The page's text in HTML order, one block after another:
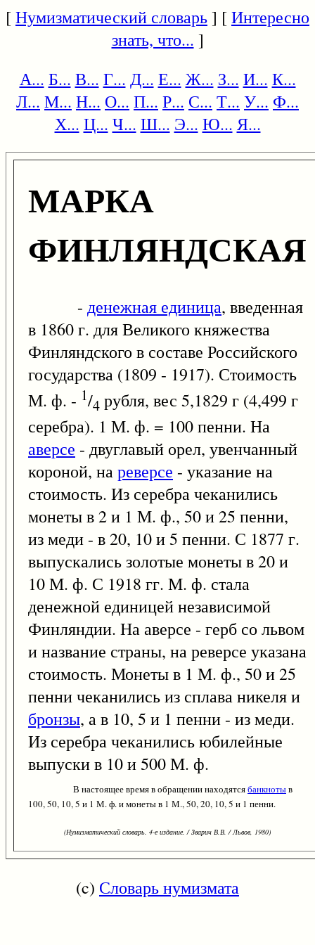
[Нумизматический словарь] [Интересно
знать, что... ]
А... Б... В... Г... Д... Е... Ж... З... И... К...
Л... М... Н... О... П... Р... С... Т... У... Ф...
Х... Ц... Ч... Ш... Э... Ю... Я...
МАРКА
ФИНЛЯНДСКАЯ
- денежная единица, введенная
в 1860 г. для Великого княжества
Финляндского в составе Российского
государства (1809 - 1917). Стоимость
М. ф. - 1/4 рубля, вес 5,1829 г (4,499 г
серебра). 1 М. ф. = 100 пенни. На
аверсе - двуглавый орел, увенчанный
короной, нареверсе - указание на
стоимость. Из серебра чеканились
монеты в 2 и 1 М. ф., 50 и 25 пенни,
из меди - в 20, 10 и 5 пенни. С 1877 г.
выпускались золотые монеты в 20 и
10 М. ф. С 1918 гг. М. ф. стала
денежной единицей независимой
Финляндии. На аверсе - герб со львом
и название страны, на реверсе указана
стоимость. Монеты в 1 М. ф., 50 и 25
пенни чеканились из сплава никеля и
бронзы, а в 10, 5 и 1 пенни - из меди.
Из серебра чеканились юбилейные
выпуски в 10 и 500 М. ф.
В настоящее время в обращении находятсябанкнотыв
100, 50, 10, 5 и 1 М. ф. и монеты в 1 М., 50, 20, 10, 5 и 1 пенни.
(Нумизматический словарь. 4-е издание. / Зварич В.В. / Львов, 1980)
(c) Словарь нумизмата